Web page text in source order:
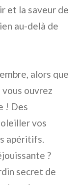
et la saveur de
au-delà de
alors que
ouvrez
! Des
vos
apéritifs.
?
secret de